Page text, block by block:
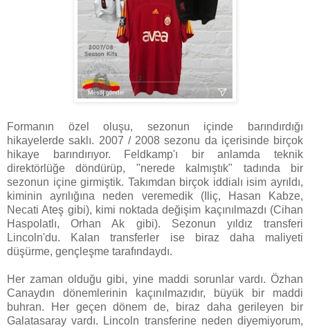
Formanın özel oluşu, sezonun içinde barındırdığı
hikayelerde saklı. 2007 / 2008 sezonu da içerisinde birçok
hikaye barındırıyor. Feldkamp'ı bir anlamda teknik
direktörlüğe döndürüp, "nerede kalmıştık" tadında bir
sezonun içine girmiştik. Takımdan birçok iddialı isim ayrıldı,
kiminin ayrılığına neden veremedik (Iliç, Hasan Kabze,
Necati Ateş gibi), kimi noktada değişim kaçınılmazdı (Cihan
Haspolatlı, Orhan Ak gibi). Sezonun yıldız transferi
Lincoln'du. Kalan transferler ise biraz daha maliyeti
düşürme, gençleşme tarafındaydı.
Her zaman olduğu gibi, yine maddi sorunlar vardı. Özhan
Canaydın dönemlerinin kaçınılmazıdır, büyük bir maddi
buhran. Her geçen dönem de, biraz daha gerileyen bir
Galatasaray vardı. Lincoln transferine neden diyemiyorum,